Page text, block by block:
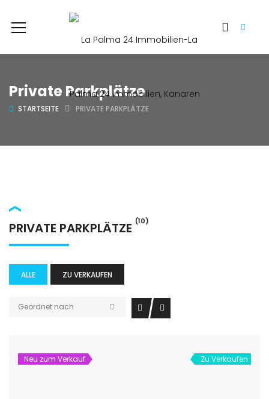
Private Parkplätze
STARTSEITE PRIVATE PARKPLÄTZE
PRIVATE PARKPLÄTZE (10)
ALLE ZU VERKAUFEN
Geordnet nach
Neu zum Verkauf Zu Verkaufen